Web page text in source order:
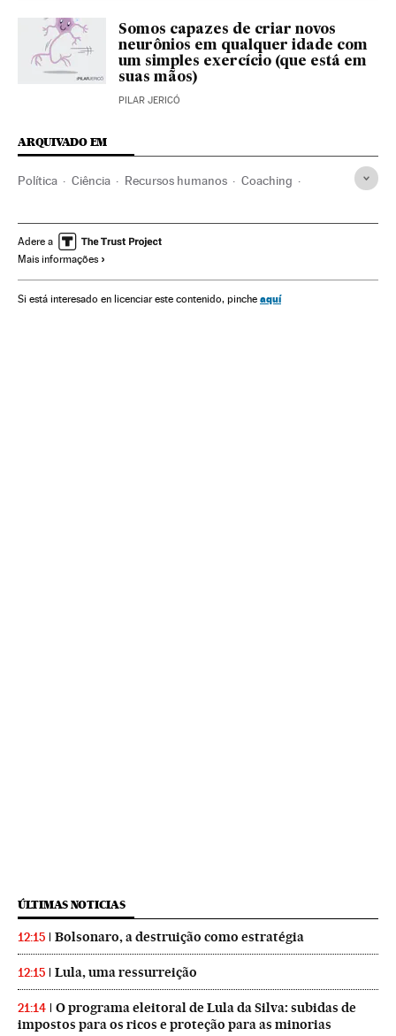
Somos capazes de criar novos
neurônios em qualquer idade com
um simples exercício (que está em
suas mãos)
PILAR JERICÓ
ARQUIVADO EM
Política Ciência Recursos humanos Coaching
Empresas Estilo vida Economia
Laboratorio de felicidad
Adere a
Mais informações
Si está interesado en licenciar este contenido, pinche aquí
ÚLTIMAS NOTICIAS
12:15 Bolsonaro, a destruição como estratégia
12:15 Lula, uma ressurreição
21:14
O programa eleitoral de Lula da Silva: subidas de
impostos para os ricos e proteção para as minorias